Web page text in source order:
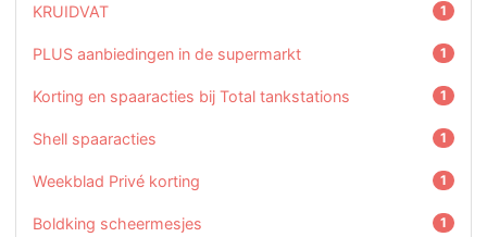
KRUIDVAT 1
PLUS aanbiedingen in de supermarkt 1
Korting en spaaracties bij Total tankstations 1
Shell spaaracties 1
Weekblad Privé korting 1
Boldking scheermesjes 1